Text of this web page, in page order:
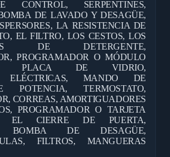
CONTROL, SERPENTINES,
DE LAVADO Y DESAGÜE,
LA RESISTENCIA DE
EL FILTRO, LOS CESTOS, LOS
DE DETERGENTE,
PROGRAMADOR O MÓDULO
PLACA DE VIDRIO,
ELÉCTRICAS, MANDO DE
POTENCIA, TERMOSTATO,
CORREAS, AMORTIGUADORES
PROGRAMADOR O TARJETA
EL CIERRE DE PUERTA,
BOMBA DE DESAGÜE,
FILTROS, MANGUERAS